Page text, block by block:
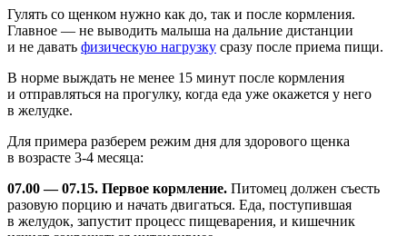
Гулять со щенком нужно как до, так и после кормления.
Главное — не выводить малыша на дальние дистанции
и не давать физическую нагрузку сразу после приема пищи.
В норме выждать не менее 15 минут после кормления
и отправляться на прогулку, когда еда уже окажется у него
в желудке.
Для примера разберем режим дня для здорового щенка
в возрасте 3-4 месяца:
07.00 — 07.15. Первое кормление. Питомец должен съесть
разовую порцию и начать двигаться. Еда, поступившая
в желудок, запустит процесс пищеварения, и кишечник